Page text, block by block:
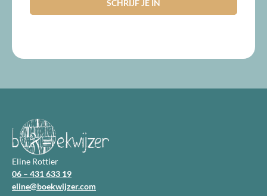
Eline Rottier
06 – 431 633 19
eline@boekwijzer.com